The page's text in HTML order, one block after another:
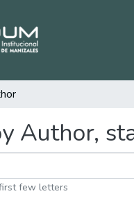
Author,
few letters